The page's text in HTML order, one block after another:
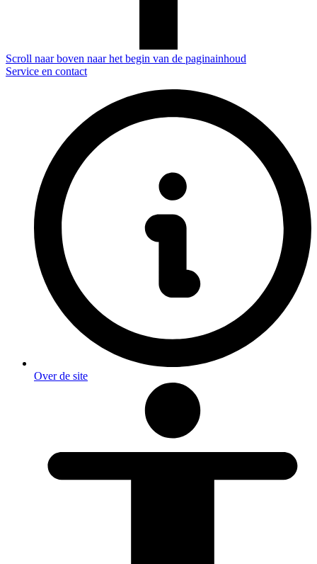
Scroll naar boven naar het begin van de paginainhoud
Service en contact
Over de site